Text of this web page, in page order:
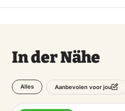
In der Nähe
Alles Aanbevolen voor jou